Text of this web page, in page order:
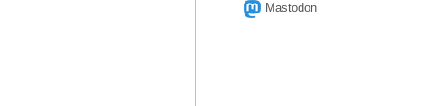
Mastodon